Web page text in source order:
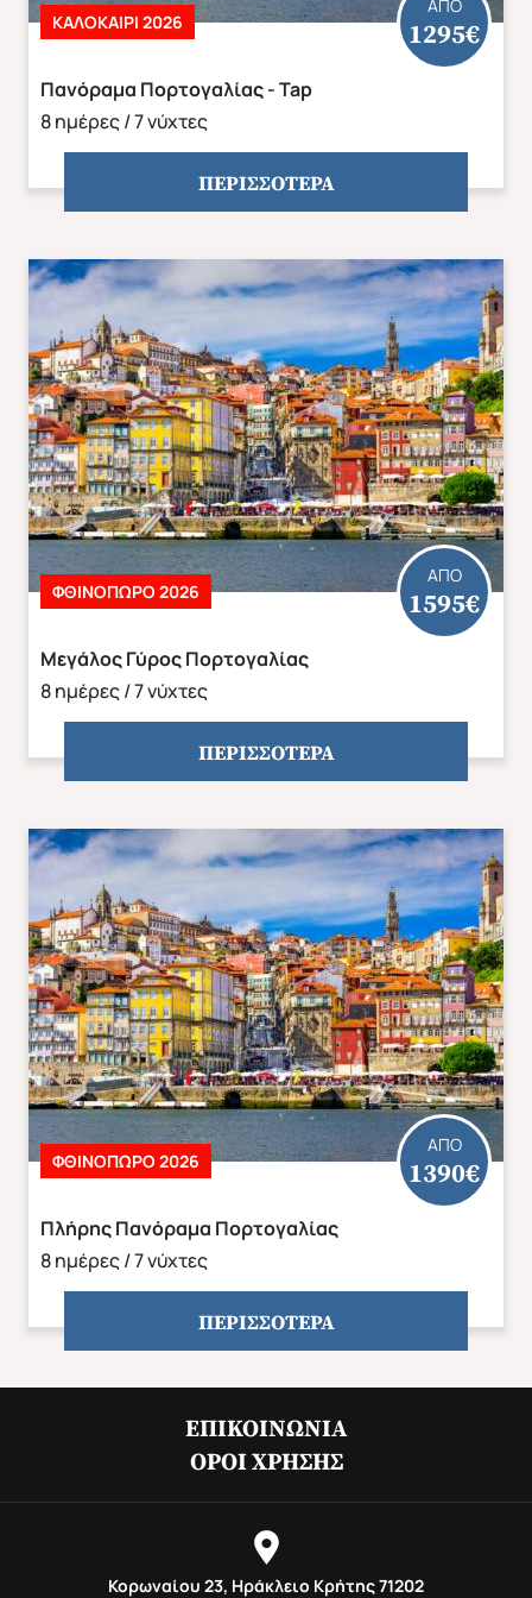
Φθινόπωρο 2026 Mika's Exclusive Groups
Αποδέχομαι τους όρους χρήσης
Πανόραμα Πορτογαλίας - Tap
8 ημέρες / 7 νύχτες
ΑΠΟ
1295€
ΚΑΛΟΚΑΊΡΙ 2026
ΠΕΡΙΣΣΟΤΕΡΑ
Μεγάλος Γύρος Πορτογαλίας
8 ημέρες / 7 νύχτες
ΑΠΟ
1595€
ΦΘΙΝΌΠΩΡΟ 2026
ΠΕΡΙΣΣΟΤΕΡΑ
Πλήρης Πανόραμα Πορτογαλίας
8 ημέρες / 7 νύχτες
ΑΠΟ
1390€
ΦΘΙΝΌΠΩΡΟ 2026
ΠΕΡΙΣΣΟΤΕΡΑ
ΕΠΙΚΟΙΝΩΝΊΑ
ΌΡΟΙ ΧΡΉΣΗΣ
Κορωναίου 23, Ηράκλειο Κρήτης 71202